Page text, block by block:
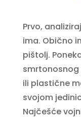
Prvo,
ima. Obično
pištolj.
smrtonosnog
ili plastične
svojom
Najčešće